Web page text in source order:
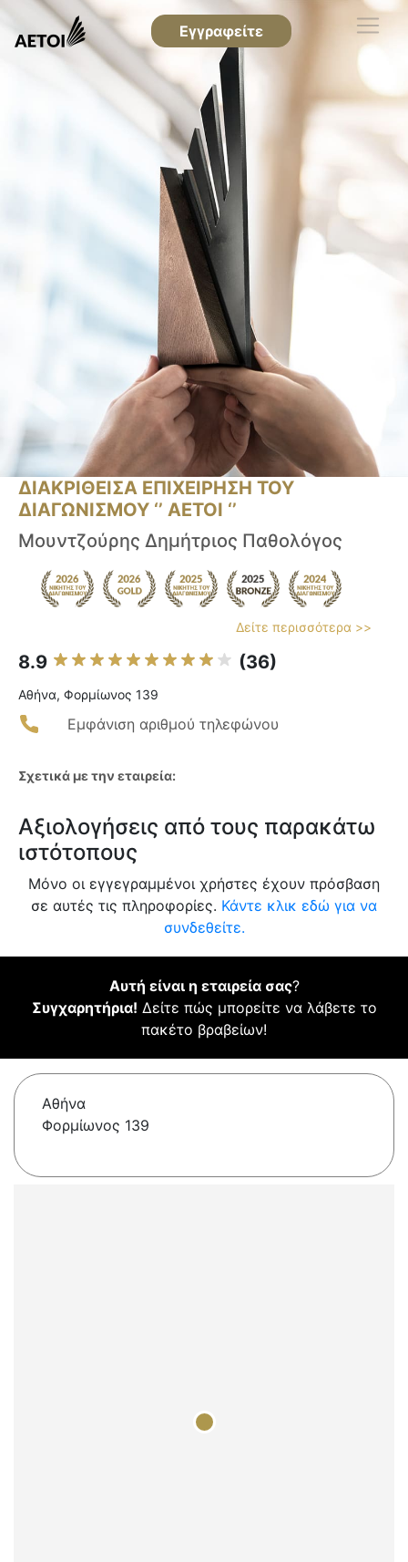
Εγγραφείτε
ΔΙΑΚΡΙΘΕΙΣΑ ΕΠΙΧΕΙΡΗΣΗ ΤΟΥ
ΔΙΑΓΩΝΙΣΜΟΥ ‘’ ΑΕΤΟΙ ‘’
Μουντζούρης Δημήτριος Παθολόγος
Δείτε περισσότερα >>
8.9 (36)
Αθήνα, Φορμίωνος 139
Εμφάνιση αριθμού τηλεφώνου
Σχετικά με την εταιρεία:
Αξιολογήσεις από τους παρακάτω
ιστότοπους
Μόνο οι εγγεγραμμένοι χρήστες έχουν πρόσβαση
σε αυτές τις πληροφορίες. Κάντε κλικ εδώ για να
συνδεθείτε.
Αυτή είναι η εταιρεία σας?
Συγχαρητήρια! Δείτε πώς μπορείτε να λάβετε το
πακέτο βραβείων!
Αθήνα
Φορμίωνος 139